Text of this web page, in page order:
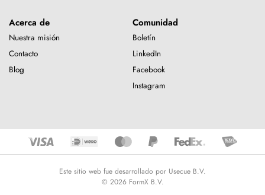
Acerca de
Nuestra misión
Contacto
Blog
Comunidad
Boletín
LinkedIn
Facebook
Instagram
Este sitio web fue desarrollado por Usecue B.V.
© 2026 FormX B.V.